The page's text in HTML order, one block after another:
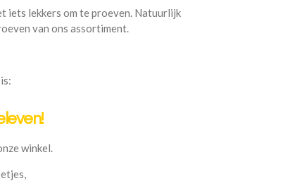
iets lekkers om te proeven. Natuurlijk
van ons assortiment.
winkel.